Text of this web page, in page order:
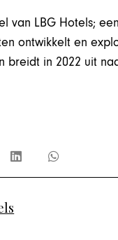
van LBG Hotels;
ontwikkelt en
breidt in 2022 uit